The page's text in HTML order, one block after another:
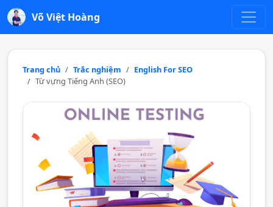
Võ Việt Hoàng
Trang chủ Trắc nghiệm
English For SEO
Từ vựng Tiếng Anh (SEO)